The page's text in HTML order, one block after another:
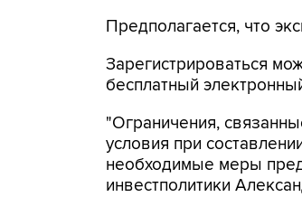
Предполагается, что
Зарегистрироваться
бесплатный
"Ограничения,
условия при
необходимые меры
инвестполитики